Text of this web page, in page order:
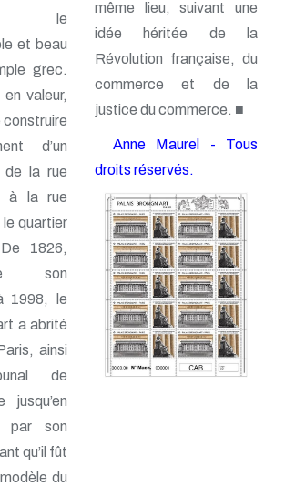
le
et beau
grec.
valeur,
construire
d’un
de la rue
à la rue
le quartier
1826,
son
1998, le
a abrité
ainsi
de
jusqu’en
par son
qu’il fût
du
même lieu, suivant une
idée héritée de la
Révolution française, du
commerce et de la
justice du commerce. ■
Anne Maurel - Tous
droits réservés.